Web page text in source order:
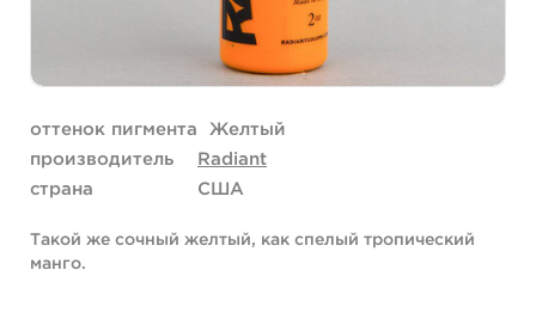
оттенок пигмента
Желтый
производитель
Radiant
страна
США
Такой же сочный желтый, как спелый тропический
манго.